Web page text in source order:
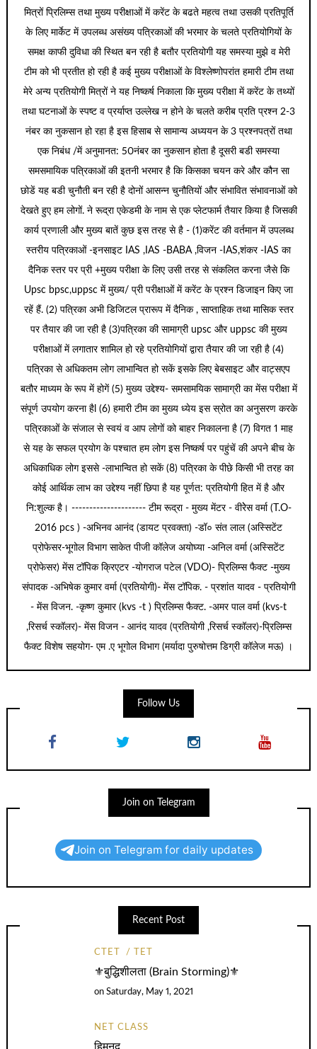
मित्रों प्रिलिम्स तथा मुख्य परीक्षाओं में करेंट के बढते महत्व तथा उसकी प्रतिपूर्ति
के लिए मार्केट में उपलब्ध असंख्य पत्रिकाओं की भरमार के चलते प्रतियोगियों के
समक्ष काफी दुविधा की स्थित बन रही है बतौर प्रतियोगी यह समस्या मुझे व मेरी
टीम को भी प्रतीत हो रही है कई मुख्य परीक्षाओं के विश्लेष्णोपरांत हमारी टीम तथा
मेरे अन्य प्रतियोगी मित्रों ने यह निष्कर्ष निकाला कि मुख्य परीक्षा में करेंट के तथ्यों
तथा घटनाओं के स्पष्ट व प्रर्याप्त उल्लेख न होने के चलते करीब प्रति प्रश्न 2-3
नंबर का नुकसान हो रहा है इस हिसाब से सामान्य अध्ययन के 3 प्रश्नपत्रों तथा
एक निबंध /में अनुमानत: 50नंबर का नुकसान होता है दूसरी बडी समस्या
समसमायिक पत्रिकाओं की इतनी भरमार है कि किसका चयन करे और कौन सा
छोडें यह बडी चुनौती बन रही है दोनों आसन्न चुनौतियों और संभावित संभावनाओं को
देखते हुए हम लोगों. ने रूद्रा एकेडमी के नाम से एक प्लेटफार्म तैयार किया है जिसकी
कार्य प्रणाली और मुख्य बातें कुछ इस तरह से है - (1)करेंट की वर्तमान में उपलब्ध
स्तरीय पत्रिकाओं -इनसाइट IAS ,IAS -BABA ,विजन -IAS,शंकर -IAS का
दैनिक स्तर पर प्री +मुख्य परीक्षा के लिए उसी तरह से संकलित करना जैसे कि
Upsc bpsc,uppsc में मुख्य/ प्री परीक्षाओं में करेंट के प्रश्न डिजाइन किए जा
रहें हैं. (2) पत्रिका अभी डिजिटल प्रारूप में दैनिक , साप्ताहिक तथा मासिक स्तर
पर तैयार की जा रही है (3)पत्रिका की सामाग्री upsc और uppsc की मुख्य
परीक्षाओं में लगातार शामिल हो रहे प्रतियोगियों द्वारा तैयार की जा रही है (4)
पत्रिका से अधिकतम लोग लाभान्वित हो सकें इसके लिए बेबसाइट और वाट्सएप
बतौर माध्यम के रूप में होगें (5) मुख्य उद्देश्य- समसामयिक सामाग्री का मेंस परीक्षा में
संपूर्ण उपयोग करना हैl (6) हमारी टीम का मुख्य ध्येय इस स्रोत का अनुसरण करके
पत्रिकाओं के संजाल से स्वयं व आप लोगों को बाहर निकालना है (7) विगत 1 माह
से यह के सफल प्रयोग के पश्चात हम लोग इस निष्कर्ष पर पहुंचें की अपने बीच के
अधिकाधिक लोग इससे -लाभान्वित हो सकें (8) पत्रिका के पीछे किसी भी तरह का
कोई आर्थिक लाभ का उद्देश्य नहीं छिपा है यह पूर्णत: प्रतियोगी हित में है और
नि:शुल्क है। --------------------- टीम रूद्रा - मुख्य मेंटर - वीरेेस वर्मा (T.O-
2016 pcs ) -अभिनव आनंद (डायट प्रवक्ता) -डॉ० संत लाल (अस्सिटेंट
प्रोफेसर-भूगोल विभाग साकेत पीजी कॉलेज अयोघ्या -अनिल वर्मा (अस्सिटेंट
प्रोफेसर) मेंस टॉपिक क्रिएटर -योगराज पटेल (VDO)- प्रिलिम्स फैक्ट -मुख्य
संपादक -अभिषेक कुमार वर्मा (प्रतियोगी)- मेंस टॉपिक. - प्रशांत यादव - प्रतियोगी
- मेंस विजन. -कृष्ण कुमार (kvs -t ) प्रिलिम्स फैक्ट. -अमर पाल वर्मा (kvs-t
,रिसर्च स्कॉलर)- मेंस विजन - आनंद यादव (प्रतियोगी ,रिसर्च स्कॉलर)-प्रिलिम्स
फैक्ट विशेष सहयोग- एम .ए भूगोल विभाग (मर्यादा पुरुषोत्तम डिग्री कॉलेज मऊ) ।
Follow Us
Join on Telegram
Join on Telegram for daily updates
Recent Post
CTET TET
⚜️बुद्धिशीलता (Brain Storming)⚜️
onSaturday, May 1, 2021
NET CLASS